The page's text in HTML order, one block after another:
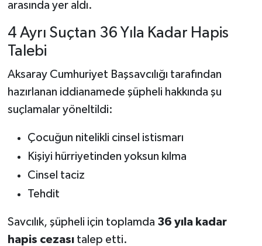
arasında yer aldı.
4 Ayrı Suçtan 36 Yıla Kadar Hapis
Talebi
Aksaray Cumhuriyet Başsavcılığı tarafından
hazırlanan iddianamede şüpheli hakkında şu
suçlamalar yöneltildi:
Çocuğun nitelikli cinsel istismarı
Kişiyi hürriyetinden yoksun kılma
Cinsel taciz
Tehdit
Savcılık, şüpheli için toplamda 36 yıla kadar
hapis cezasıtalep etti.